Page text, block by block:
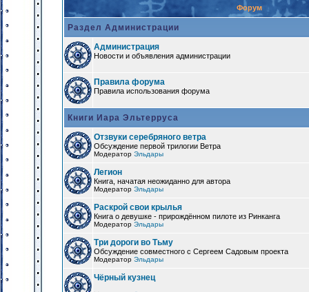
Форум
Раздел Администрации
Администрация
Новости и объявления администрации
Правила форума
Правила использования форума
Книги Иара Эльтерруса
Отзвуки серебряного ветра
Обсуждение первой трилогии Ветра
Модератор Эльдары
Легион
Книга, начатая неожиданно для автора
Модератор Эльдары
Раскрой свои крылья
Книга о девушке - прирождённом пилоте из Ринканга
Модератор Эльдары
Три дороги во Тьму
Обсуждение совместного с Сергеем Садовым проекта
Модератор Эльдары
Чёрный кузнец